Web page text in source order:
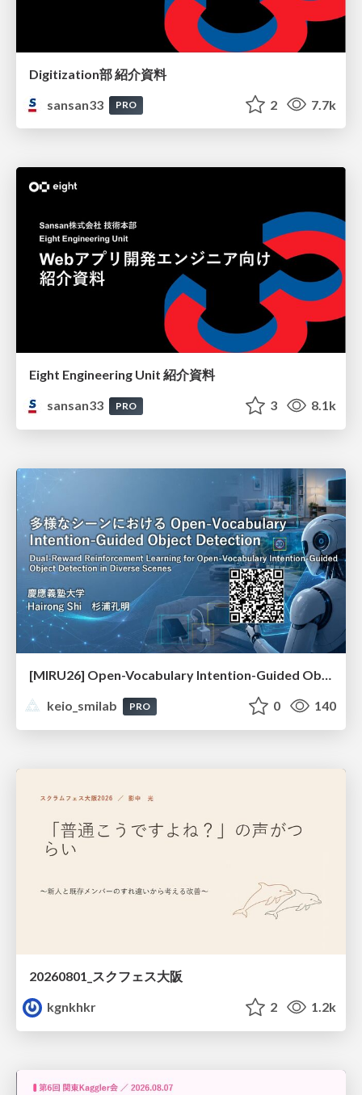
Digitization部 紹介資料
sansan33
PRO 2 7.7k
Eight Engineering Unit 紹介資料
sansan33
PRO 3 8.1k
[MIRU26] Open-Vocabulary Intention-Guided Object Detection in Diverse Scenes
keio_smilab
PRO 0 140
20260801_スクフェス大阪
kgnkhkr
2 1.2k